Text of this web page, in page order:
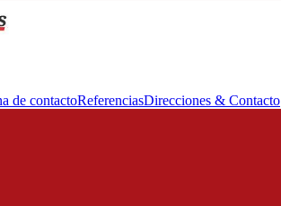
de contactoReferenciasDirecciones & Contacto